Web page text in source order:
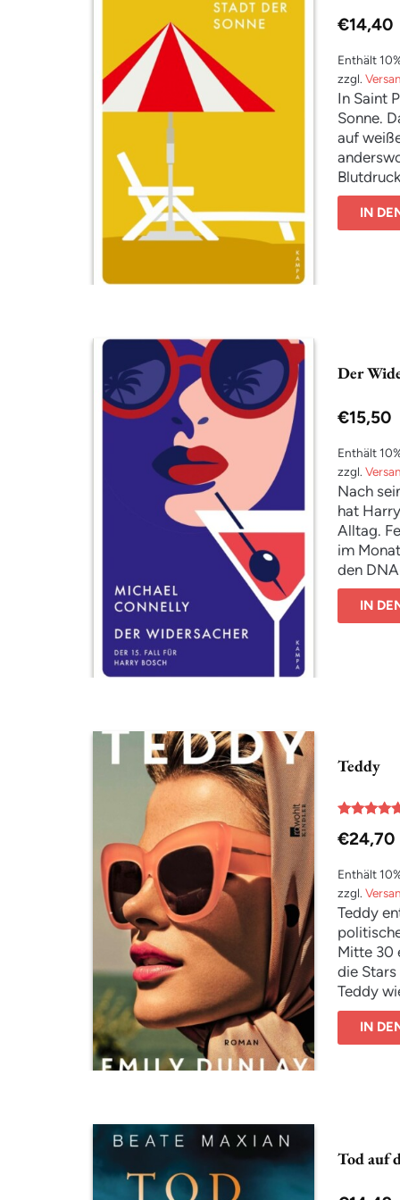
€14,40
Enthält
zzgl.
In Saint
Sonne.
auf
sind
IN
Der
€15,50
Enthält
zzgl.
Nach
hat
Alltag.
im
den
die
ist.
Leiche
IN
Teddy
mit
€24,70
Enthält
zzgl.
Teddy
Mitte 30
die
Teddy
unruhige
höflich.
Leben
IN
Tod auf